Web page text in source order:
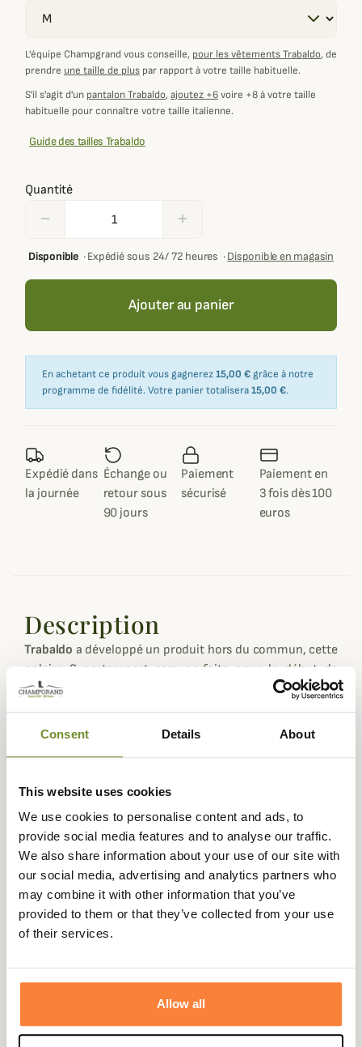
Consent Details About
This website uses cookies
We use cookies to personalise content and ads, to
provide social media features and to analyse our traffic.
We also share information about your use of our site with
our social media, advertising and analytics partners who
may combine it with other information that you’ve
provided to them or that they’ve collected from your use
of their services.
Allow all
L’équipe Champgrand vous conseille, pour les vêtements Trabaldo, de
prendre une taille de plus par rapport à votre taille habituelle.
S'il s'agit d'un pantalon Trabaldo, ajoutez +6voire +8 à votre taille
habituelle pour connaître votre taille italienne.
Guide des tailles Trabaldo
Quantité
remove add
Disponible·Expédié sous 24/ 72 heures ·Disponible en magasin
Ajouter au panier
En achetant ce produit vous gagnerez15,00 € grâce à notre
programme de fidélité. Votre panier totalisera15,00 €.
Expédié dans
la journée
Échange ou
retour sous
90 jours
Paiement
sécurisé
Paiement en
3 fois dès 100
euros
Description
Trabaldo a développé un produit hors du commun, cette
polaire Supertempest sera parfaite pour le début de
saison où la chaleur est encore forte mais la végétation
encore dense et nécessite une protection optimale.
La conception de cette polaire supertempest est simple,
assurer un maximum de respirabilité sur le tronc du
éléments urticants pendant la traque de votre gibier
préféré.
Parlons du tronc, il est composé sur le devant d'un tissu
coupe-vent qui vous assure une protection contre les
éléments dans une certaine mesure. Composé de 4
poches : 2 classiques à zip et 2 à la poitrine zippées
également. Le dos est composé d'un micro polaire à la
fois isolant quand vous vous arrêté et très respirant
Tout le concentré de technologie se situe au niveau des
bras, Trabaldo a composé les manches à la fois d'un tissu
Cordura 63% / Kevlar 37% sur la partie basse de